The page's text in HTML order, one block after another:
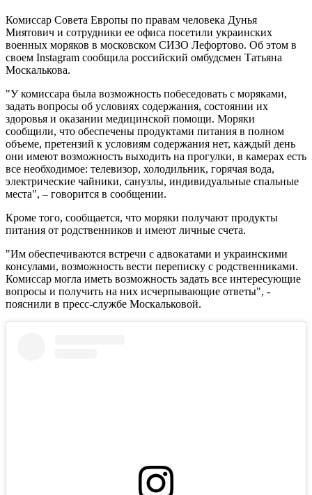
Комиссар Совета Европы по правам человека Дунья
Миятович и сотрудники ее офиса посетили украинских
военных моряков в московском СИЗО Лефортово. Об этом в
своем Instagram сообщила российский омбудсмен Татьяна
Москалькова.
"У комиссара была возможность побеседовать с моряками,
задать вопросы об условиях содержания, состоянии их
здоровья и оказании медицинской помощи. Моряки
сообщили, что обеспечены продуктами питания в полном
объеме, претензий к условиям содержания нет, каждый день
они имеют возможность выходить на прогулки, в камерах есть
все необходимое: телевизор, холодильник, горячая вода,
электрические чайники, санузлы, индивидуальные спальные
места", – говорится в сообщении.
Кроме того, сообщается, что моряки получают продукты
питания от родственников и имеют личные счета.
"Им обеспечиваются встречи с адвокатами и украинскими
консулами, возможность вести переписку с родственниками.
Комиссар могла иметь возможность задать все интересующие
вопросы и получить на них исчерпывающие ответы", -
пояснили в пресс-службе Москальковой.